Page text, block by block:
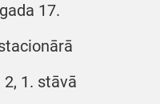
17.
1. stāvā